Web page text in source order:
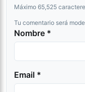
Máximo 65,525
Tu comentario será
Nombre *
Email *